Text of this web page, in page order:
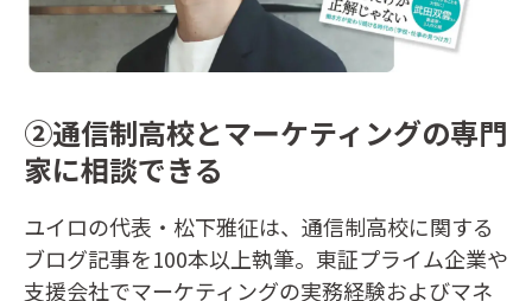
②通信制高校とマーケティングの専門
家に相談できる
ユイロの代表・松下雅征は、通信制高校に関する
ブログ記事を100本以上執筆。東証プライム企業や
支援会社でマーケティングの実務経験およびマネ